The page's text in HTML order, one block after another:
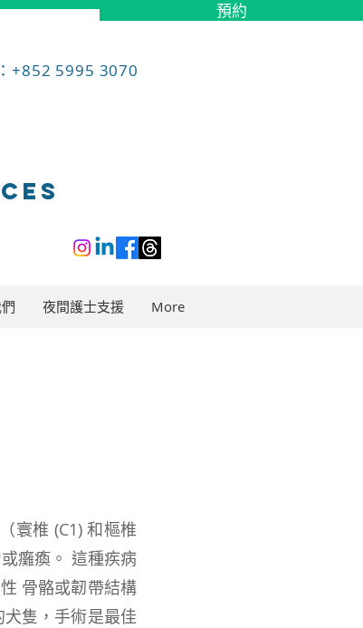
預約
+852 5995 3070
夜間護士支援 More
寰椎 (C1) 和樞椎
癱瘓。 這種疾病
骨骼或韌帶結構
隻，手術是最佳